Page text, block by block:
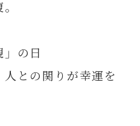
の日
との関りが幸運を